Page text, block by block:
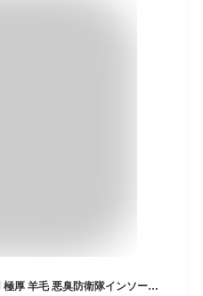
インソール 暖かい 防寒 保温 冬用 極厚 羊毛 悪臭防衛隊インソール ふわふわ 日本製